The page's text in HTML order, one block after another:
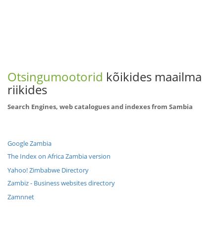
Otsingumootorid kõikides maailma
riikides
Search Engines, web catalogues and indexes from Sambia
Google Zambia
The Index on Africa Zambia version
Yahoo! Zimbabwe Directory
Zambiz - Business websites directory
Zamnnet